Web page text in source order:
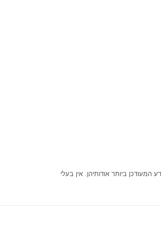
ביותר אודותיהן. אין בעלי